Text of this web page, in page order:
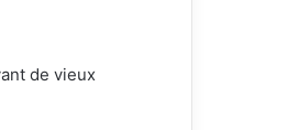
de vieux